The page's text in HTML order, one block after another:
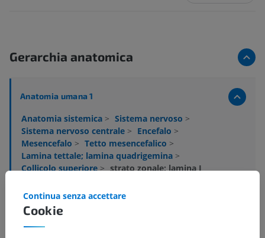
Gerarchia anatomica
Anatomia umana 1
Anatomia sistemica > Sistema nervoso >
Sistema nervoso centrale > Encefalo >
Mesencefalo > Tetto mesencefalico >
Lamina tettale; lamina quadrigemina >
Collicolo superiore> strato zonale; lamina I
Strutture sottostanti:Non sono presenti strutture
soggiacenti per questa parte anatomica
Cookie
Continua senza accettare